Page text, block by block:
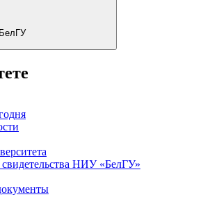
НИУ «БелГУ»